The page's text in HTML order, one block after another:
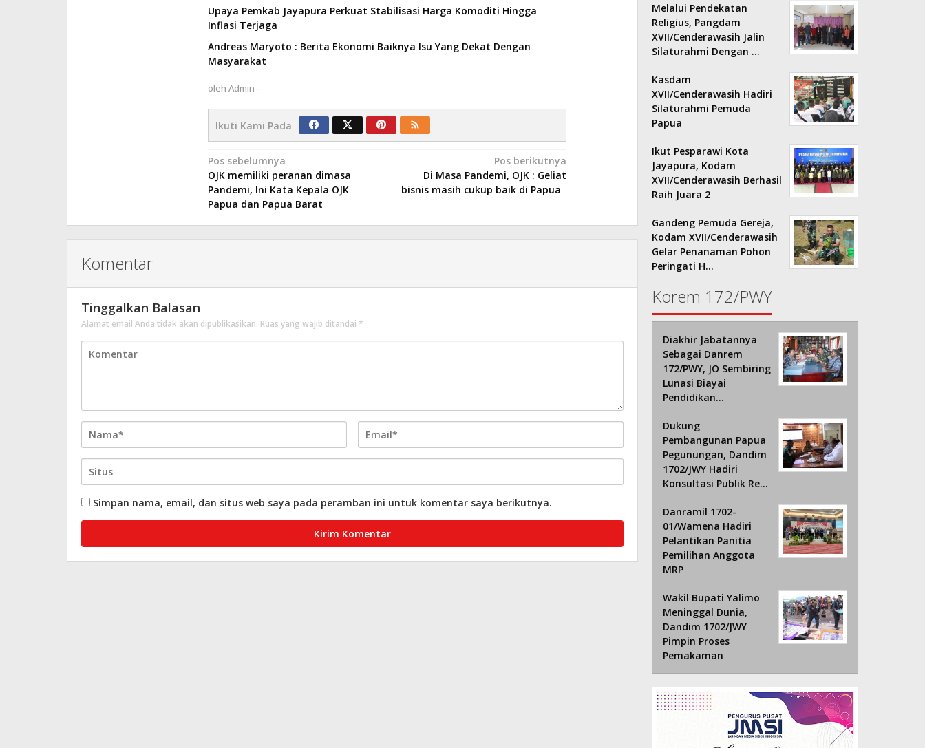
Upaya Pemkab Jayapura Perkuat Stabilisasi Harga Komoditi Hingga
Inflasi Terjaga
Andreas Maryoto : Berita Ekonomi Baiknya Isu Yang Dekat Dengan
Masyarakat
oleh Admin -
Ikuti Kami Pada
Navigasi
pos
Pos sebelumnya
OJK memiliki peranan dimasa
Pandemi, Ini Kata Kepala OJK
Papua dan Papua Barat
Pos berikutnya
Di Masa Pandemi, OJK : Geliat
bisnis masih cukup baik di Papua
Komentar
Tinggalkan Balasan
Alamat email Anda tidak akan dipublikasikan. Ruas yang wajib ditandai *
Simpan nama, email, dan situs web saya pada peramban ini untuk komentar saya berikutnya.
Melalui Pendekatan
Religius, Pangdam
XVII/Cenderawasih Jalin
Silaturahmi Dengan …
Kasdam
XVII/Cenderawasih Hadiri
Silaturahmi Pemuda
Papua
Ikut Pesparawi Kota
Jayapura, Kodam
XVII/Cenderawasih Berhasil
Raih Juara 2
Gandeng Pemuda Gereja,
Kodam XVII/Cenderawasih
Gelar Penanaman Pohon
Peringati H…
Korem 172/PWY
Diakhir Jabatannya
Sebagai Danrem
172/PWY, JO Sembiring
Lunasi Biayai
Pendidikan…
Dukung
Pembangunan Papua
Pegunungan, Dandim
1702/JWY Hadiri
Konsultasi Publik Re…
Danramil 1702-
01/Wamena Hadiri
Pelantikan Panitia
Pemilihan Anggota
MRP
Wakil Bupati Yalimo
Meninggal Dunia,
Dandim 1702/JWY
Pimpin Proses
Pemakaman